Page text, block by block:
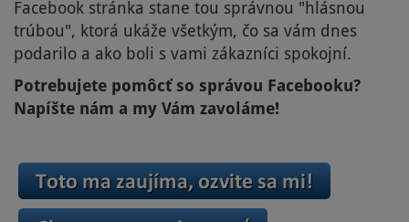
Facebook stránka stane tou správnou "hlásnou
trúbou", ktorá ukáže všetkým, čo sa vám dnes
podarilo a ako boli s vami zákazníci spokojní.
Potrebujete pomôcť so správou Facebooku?
Napíšte nám a my Vám zavoláme!